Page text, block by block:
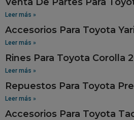
Leer más »
Accesorios Para Toyota
Leer más »
Rines Para Toyota Corolla
Leer más »
Repuestos Para Toyota
Leer más »
Accesorios Para Toyota